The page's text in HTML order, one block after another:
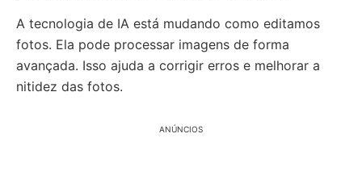
A tecnologia de IA está mudando como editamos
fotos. Ela pode processar imagens de forma
avançada. Isso ajuda a corrigir erros e melhorar a
nitidez das fotos.
ANÚNCIOS